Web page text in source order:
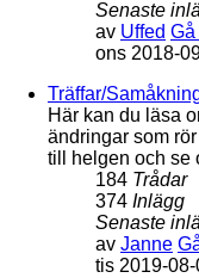
Senaste
av Uffed
ons 2018-
Träffar/
Här kan du läsa
ändringar som
till helgen och se
184 Trådar
374 Inlägg
Senaste
av Janne
tis 2019-